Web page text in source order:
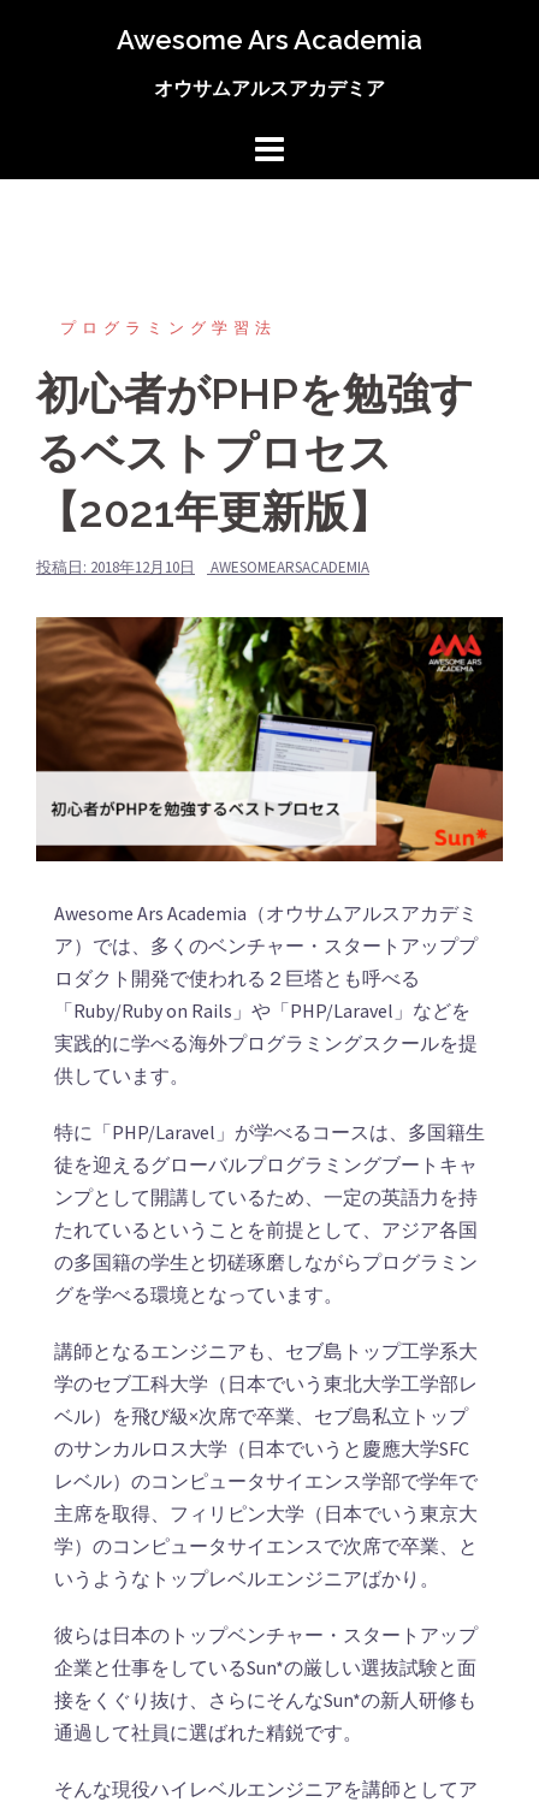
へ
Awesome Ars Academia
オウサムアルスアカデミア
プログラミング学習法
初心者がPHPを勉強す
るベストプロセス
【2021年更新版】
投稿日: 2018年12月10日 AWESOMEARSACADEMIA
Awesome Ars Academia（オウサムアルスアカデミ
ア）では、多くのベンチャー・スタートアッププ
ロダクト開発で使われる２巨塔とも呼べる
「Ruby/Ruby on Rails」や「PHP/Laravel」などを
実践的に学べる海外プログラミングスクールを提
供しています。
特に「PHP/Laravel」が学べるコースは、多国籍生
徒を迎えるグローバルプログラミングブートキャ
ンプとして開講しているため、一定の英語力を持
たれているということを前提として、アジア各国
の多国籍の学生と切磋琢磨しながらプログラミン
グを学べる環境となっています。
講師となるエンジニアも、セブ島トップ工学系大
学のセブ工科大学（日本でいう東北大学工学部レ
ベル）を飛び級×次席で卒業、セブ島私立トップ
のサンカルロス大学（日本でいうと慶應大学SFC
レベル）のコンピュータサイエンス学部で学年で
主席を取得、フィリピン大学（日本でいう東京大
学）のコンピュータサイエンスで次席で卒業、と
いうようなトップレベルエンジニアばかり。
彼らは日本のトップベンチャー・スタートアップ
企業と仕事をしているSun*の厳しい選抜試験と面
接をくぐり抜け、さらにそんなSun*の新人研修も
通過して社員に選ばれた精鋭です。
そんな現役ハイレベルエンジニアを講師としてア